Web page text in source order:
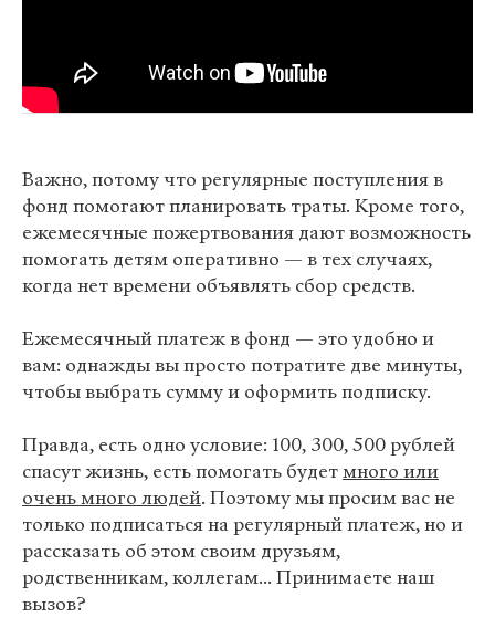
Важно, потому что регулярные поступления в
фонд помогают планировать траты. Кроме того,
ежемесячные пожертвования дают возможность
помогать детям оперативно — в тех случаях,
когда нет времени объявлять сбор средств.
Ежемесячный платеж в фонд — это удобно и
вам: однажды вы просто потратите две минуты,
чтобы выбрать сумму и оформить подписку.
Правда, есть одно условие: 100, 300, 500 рублей
спасут жизнь, есть помогать будетмного или
очень много людей. Поэтому мы просим вас не
только подписаться на регулярный платеж, но и
рассказать об этом своим друзьям,
родственникам, коллегам... Принимаете наш
вызов?